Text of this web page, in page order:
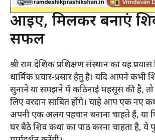
आइए, मिलकर बनाएं
सफल
श्री राम देशिक प्रशिक्षण संस्थान का यह प्रयास
धार्मिक प्रचार-प्रसार हेतु है। यदि आपने कभी
सुनाने या समझने में कठिनाई महसूस की है,
लिए वरदान साबित होंगे। चाहे आप एक नए
अपनी एक अलग पहचान बनाना चाहते हैं, या
घर बैठे शिव कथा का पाठ करना चाहता है,